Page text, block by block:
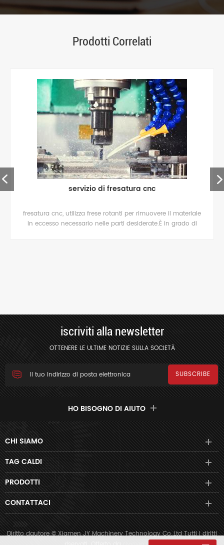
Prodotti Correlati
servizio di fresatura cnc
fresatura cnc, utilizza frese rotanti per rimuovere il materiale
in eccesso necessario nelle parti desiderate.È in grado di
iscriviti alla newsletter
OTTENERE LE ULTIME NOTIZIE SULLA SOCIETÀ
HO BISOGNO DI AIUTO
CHI SIAMO
TAG CALDI
PRODOTTI
CONTATTACI
Diritto dautore © Xiamen JY Machinery Technology Co.,Ltd Tutti i diritti